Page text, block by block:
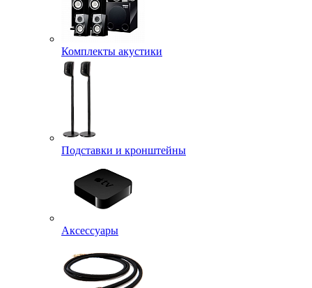
Комплекты акустики
Подставки и кронштейны
Аксессуары